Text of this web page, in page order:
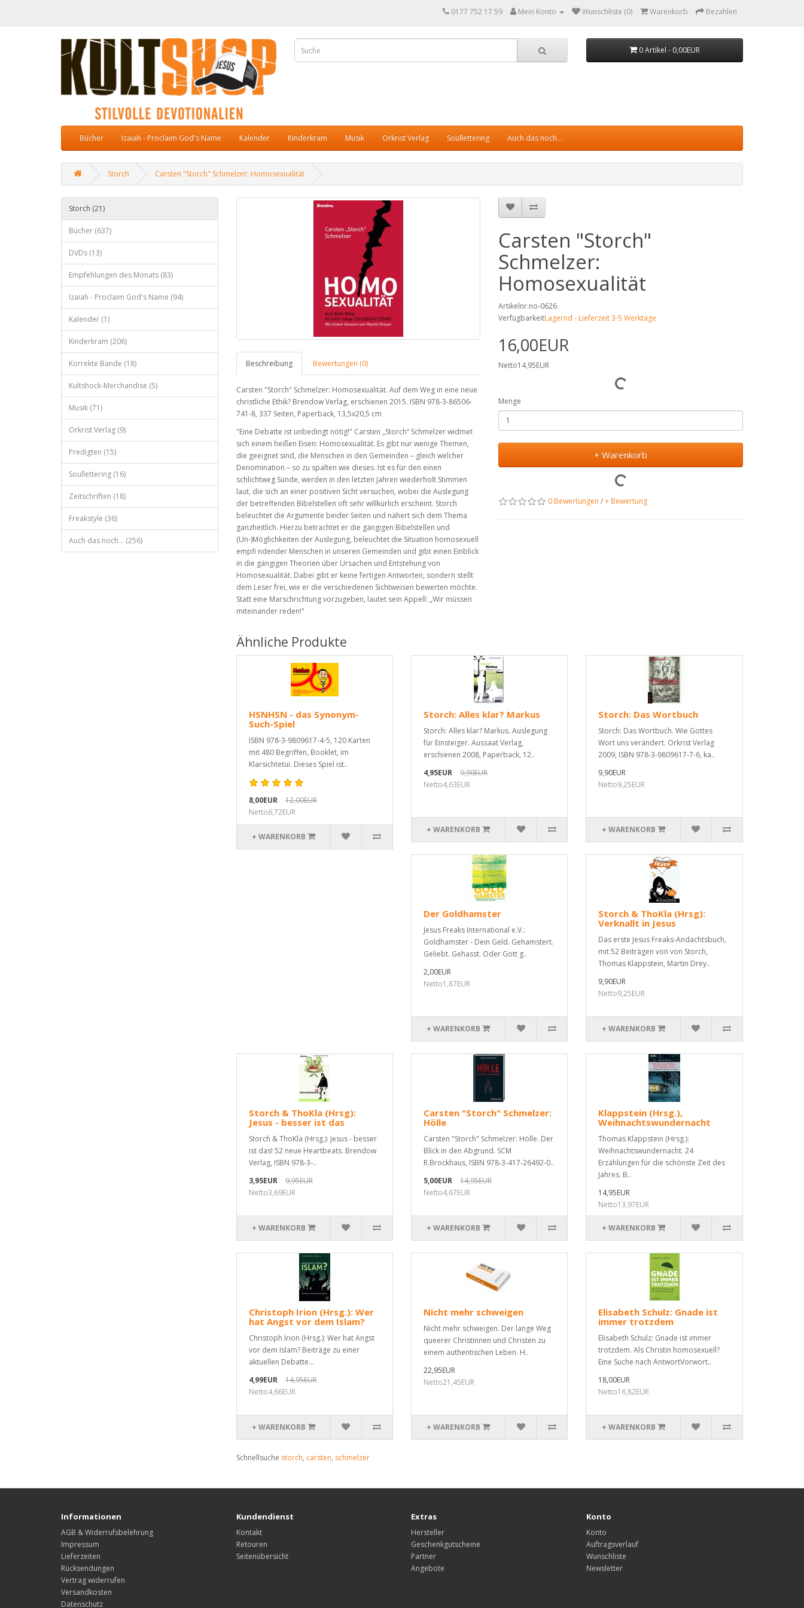
0177 752 17 59 Mein Konto Wunschliste (0) Warenkorb Bezahlen
0 Artikel - 0,00EUR
Bücher Izaiah - Proclaim God's Name Kalender Kinderkram Musik Orkrist Verlag Soullettering Auch das noch...
Storch Carsten "Storch" Schmelzer: Homosexualität
Storch (21)
Bücher (637)
DVDs (13)
Empfehlungen des Monats (83)
Izaiah - Proclaim God's Name (94)
Kalender (1)
Kinderkram (206)
Korrekte Bande (18)
Kultshock-Merchandise (5)
Musik (71)
Orkrist Verlag (9)
Predigten (15)
Soullettering (16)
Zeitschriften (18)
Freakstyle (36)
Auch das noch... (256)
Beschreibung Bewertungen (0)
Carsten "Storch" Schmelzer: Homosexualität. Auf dem Weg in eine neue
christliche Ethik? Brendow Verlag, erschienen 2015. ISBN 978-3-86506-
741-8, 337 Seiten, Paperback, 13,5x20,5 cm
"Eine Debatte ist unbedingt nötig!" Carsten „Storch“ Schmelzer widmet
sich einem heißen Eisen: Homosexualität. Es gibt nur wenige Themen,
die geeignet sind, die Menschen in den Gemeinden – gleich welcher
Denomination – so zu spalten wie dieses. Ist es für den einen
schlichtweg Sünde, werden in den letzten Jahren wiederholt Stimmen
laut, die sich an einer positiven Sicht versuchen, wobei die Auslegung
der betreffenden Bibelstellen oft sehr willkürlich erscheint. Storch
beleuchtet die Argumente beider Seiten und nähert sich dem Thema
ganzheitlich. Hierzu betrachtet er die gängigen Bibelstellen und
(Un-)Möglichkeiten der Auslegung, beleuchtet die Situation homosexuell
empfi ndender Menschen in unseren Gemeinden und gibt einen Einblick
in die gängigen Theorien über Ursachen und Entstehung von
Homosexualität. Dabei gibt er keine fertigen Antworten, sondern stellt
dem Leser frei, wie er die verschiedenen Sichtweisen bewerten möchte.
Statt eine Marschrichtung vorzugeben, lautet sein Appell: „Wir müssen
miteinander reden!"
Carsten "Storch"
Schmelzer:
Homosexualität
Artikelnr.no-0626
VerfügbarkeitLagernd - Lieferzeit 3-5 Werktage
16,00EUR
Netto14,95EUR
Menge
+ Warenkorb
0 Bewertungen /+ Bewertung
Ähnliche Produkte
HSNHSN - das Synonym-
Such-Spiel
ISBN 978-3-9809617-4-5, 120 Karten
mit 480 Begriffen, Booklet, im
Klarsichtetui. Dieses Spiel ist..
8,00EUR
12,00EUR
Netto6,72EUR
+ WARENKORB
Storch: Alles klar? Markus
Storch: Alles klar? Markus. Auslegung
für Einsteiger. Aussaat Verlag,
erschienen 2008, Paperback, 12..
4,95EUR
9,90EUR
Netto4,63EUR
+ WARENKORB
Storch: Das Wortbuch
Storch: Das Wortbuch. Wie Gottes
Wort uns verändert. Orkrist Verlag
2009, ISBN 978-3-9809617-7-6, ka..
9,90EUR
Netto9,25EUR
+ WARENKORB
Der Goldhamster
Jesus Freaks International e.V.:
Goldhamster - Dein Geld. Gehamstert.
Geliebt. Gehasst. Oder Gott g..
2,00EUR
Netto1,87EUR
+ WARENKORB
Storch & ThoKla (Hrsg):
Verknallt in Jesus
Das erste Jesus Freaks-Andachtsbuch,
mit 52 Beiträgen von von Storch,
Thomas Klappstein, Martin Drey..
9,90EUR
Netto9,25EUR
+ WARENKORB
Storch & ThoKla (Hrsg):
Jesus - besser ist das
Storch & ThoKla (Hrsg.): Jesus - besser
ist das! 52 neue Heartbeats. Brendow
Verlag, ISBN 978-3-..
3,95EUR
9,95EUR
Netto3,69EUR
+ WARENKORB
Carsten "Storch" Schmelzer:
Hölle
Carsten "Storch" Schmelzer: Hölle. Der
Blick in den Abgrund. SCM
R.Brockhaus, ISBN 978-3-417-26492-0..
5,00EUR
14,95EUR
Netto4,67EUR
+ WARENKORB
Klappstein (Hrsg.),
Weihnachtswundernacht
Thomas Klappstein (Hrsg.):
Weihnachtswundernacht. 24
Erzählungen für die schönste Zeit des
Jahres. B..
14,95EUR
Netto13,97EUR
+ WARENKORB
Christoph Irion (Hrsg.): Wer
hat Angst vor dem Islam?
Christoph Irion (Hrsg.): Wer hat Angst
vor dem Islam? Beiträge zu einer
aktuellen Debatte...
4,99EUR
14,95EUR
Netto4,66EUR
+ WARENKORB
Nicht mehr schweigen
Nicht mehr schweigen. Der lange Weg
queerer Christinnen und Christen zu
einem authentischen Leben. H..
22,95EUR
Netto21,45EUR
+ WARENKORB
Elisabeth Schulz: Gnade ist
immer trotzdem
Elisabeth Schulz: Gnade ist immer
trotzdem. Als Christin homosexuell?
Eine Suche nach AntwortVorwort..
18,00EUR
Netto16,82EUR
+ WARENKORB
Schnellsuche storch, carsten, schmelzer
Informationen
AGB & Widerrufsbelehrung
Impressum
Lieferzeiten
Rücksendungen
Vertrag widerrufen
Versandkosten
Datenschutz
Kundendienst
Kontakt
Retouren
Seitenübersicht
Extras
Hersteller
Geschenkgutscheine
Partner
Angebote
Konto
Konto
Auftragsverlauf
Wunschliste
Newsletter